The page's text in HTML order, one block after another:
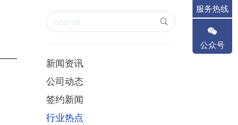
新闻资讯
公司动态
签约新闻
行业热点
服务热线
公众号